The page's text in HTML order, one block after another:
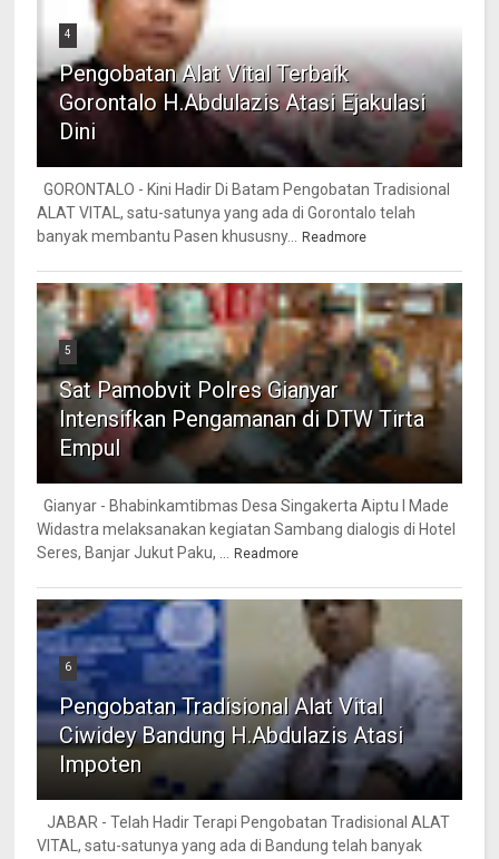
4
Pengobatan Alat Vital Terbaik
Gorontalo H.Abdulazis Atasi Ejakulasi
Dini
GORONTALO - Kini Hadir Di Batam Pengobatan Tradisional
ALAT VITAL, satu-satunya yang ada di Gorontalo telah
banyak membantu Pasen khususny...
Readmore
5
Sat Pamobvit Polres Gianyar
Intensifkan Pengamanan di DTW Tirta
Empul
Gianyar - Bhabinkamtibmas Desa Singakerta Aiptu I Made
Widastra melaksanakan kegiatan Sambang dialogis di Hotel
Seres, Banjar Jukut Paku, ...
Readmore
6
Pengobatan Tradisional Alat Vital
Ciwidey Bandung H.Abdulazis Atasi
Impoten
JABAR - Telah Hadir Terapi Pengobatan Tradisional ALAT
VITAL, satu-satunya yang ada di Bandung telah banyak